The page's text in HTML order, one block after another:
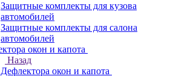
Защитные комплекты для кузова
автомобилей
Защитные комплекты для салона
автомобилей
окон и капота
Назад
Дефлектора окон и капота